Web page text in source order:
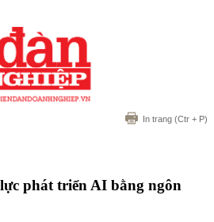
In trang (Ctr + P)
phát triển AI bằng ngôn